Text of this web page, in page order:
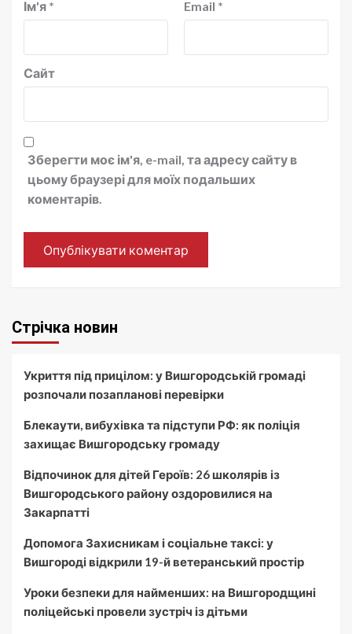
Ім'я * Email *
Сайт
Зберегти моє ім'я, e-mail, та адресу сайту в
цьому браузері для моїх подальших
коментарів.
Стрічка новин
Укриття під прицілом: у Вишгородській громаді
розпочали позапланові перевірки
Блекаути, вибухівка та підступи РФ: як поліція
захищає Вишгородську громаду
Відпочинок для дітей Героїв: 26 школярів із
Вишгородського району оздоровилися на
Закарпатті
Допомога Захисникам і соціальне таксі: у
Вишгороді відкрили 19-й ветеранський простір
Уроки безпеки для найменших: на Вишгородщині
поліцейські провели зустріч із дітьми